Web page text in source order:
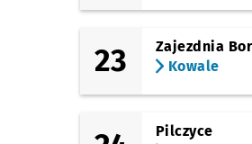
23
Zajezdnia
Kowale
Pilczyce